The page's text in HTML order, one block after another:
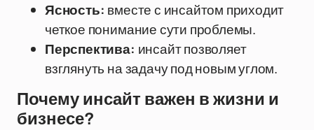
Ясность: вместе с инсайтом приходит
четкое понимание сути проблемы.
Перспектива: инсайт позволяет
взглянуть на задачу под новым углом.
Почему инсайт важен в жизни и
бизнесе?